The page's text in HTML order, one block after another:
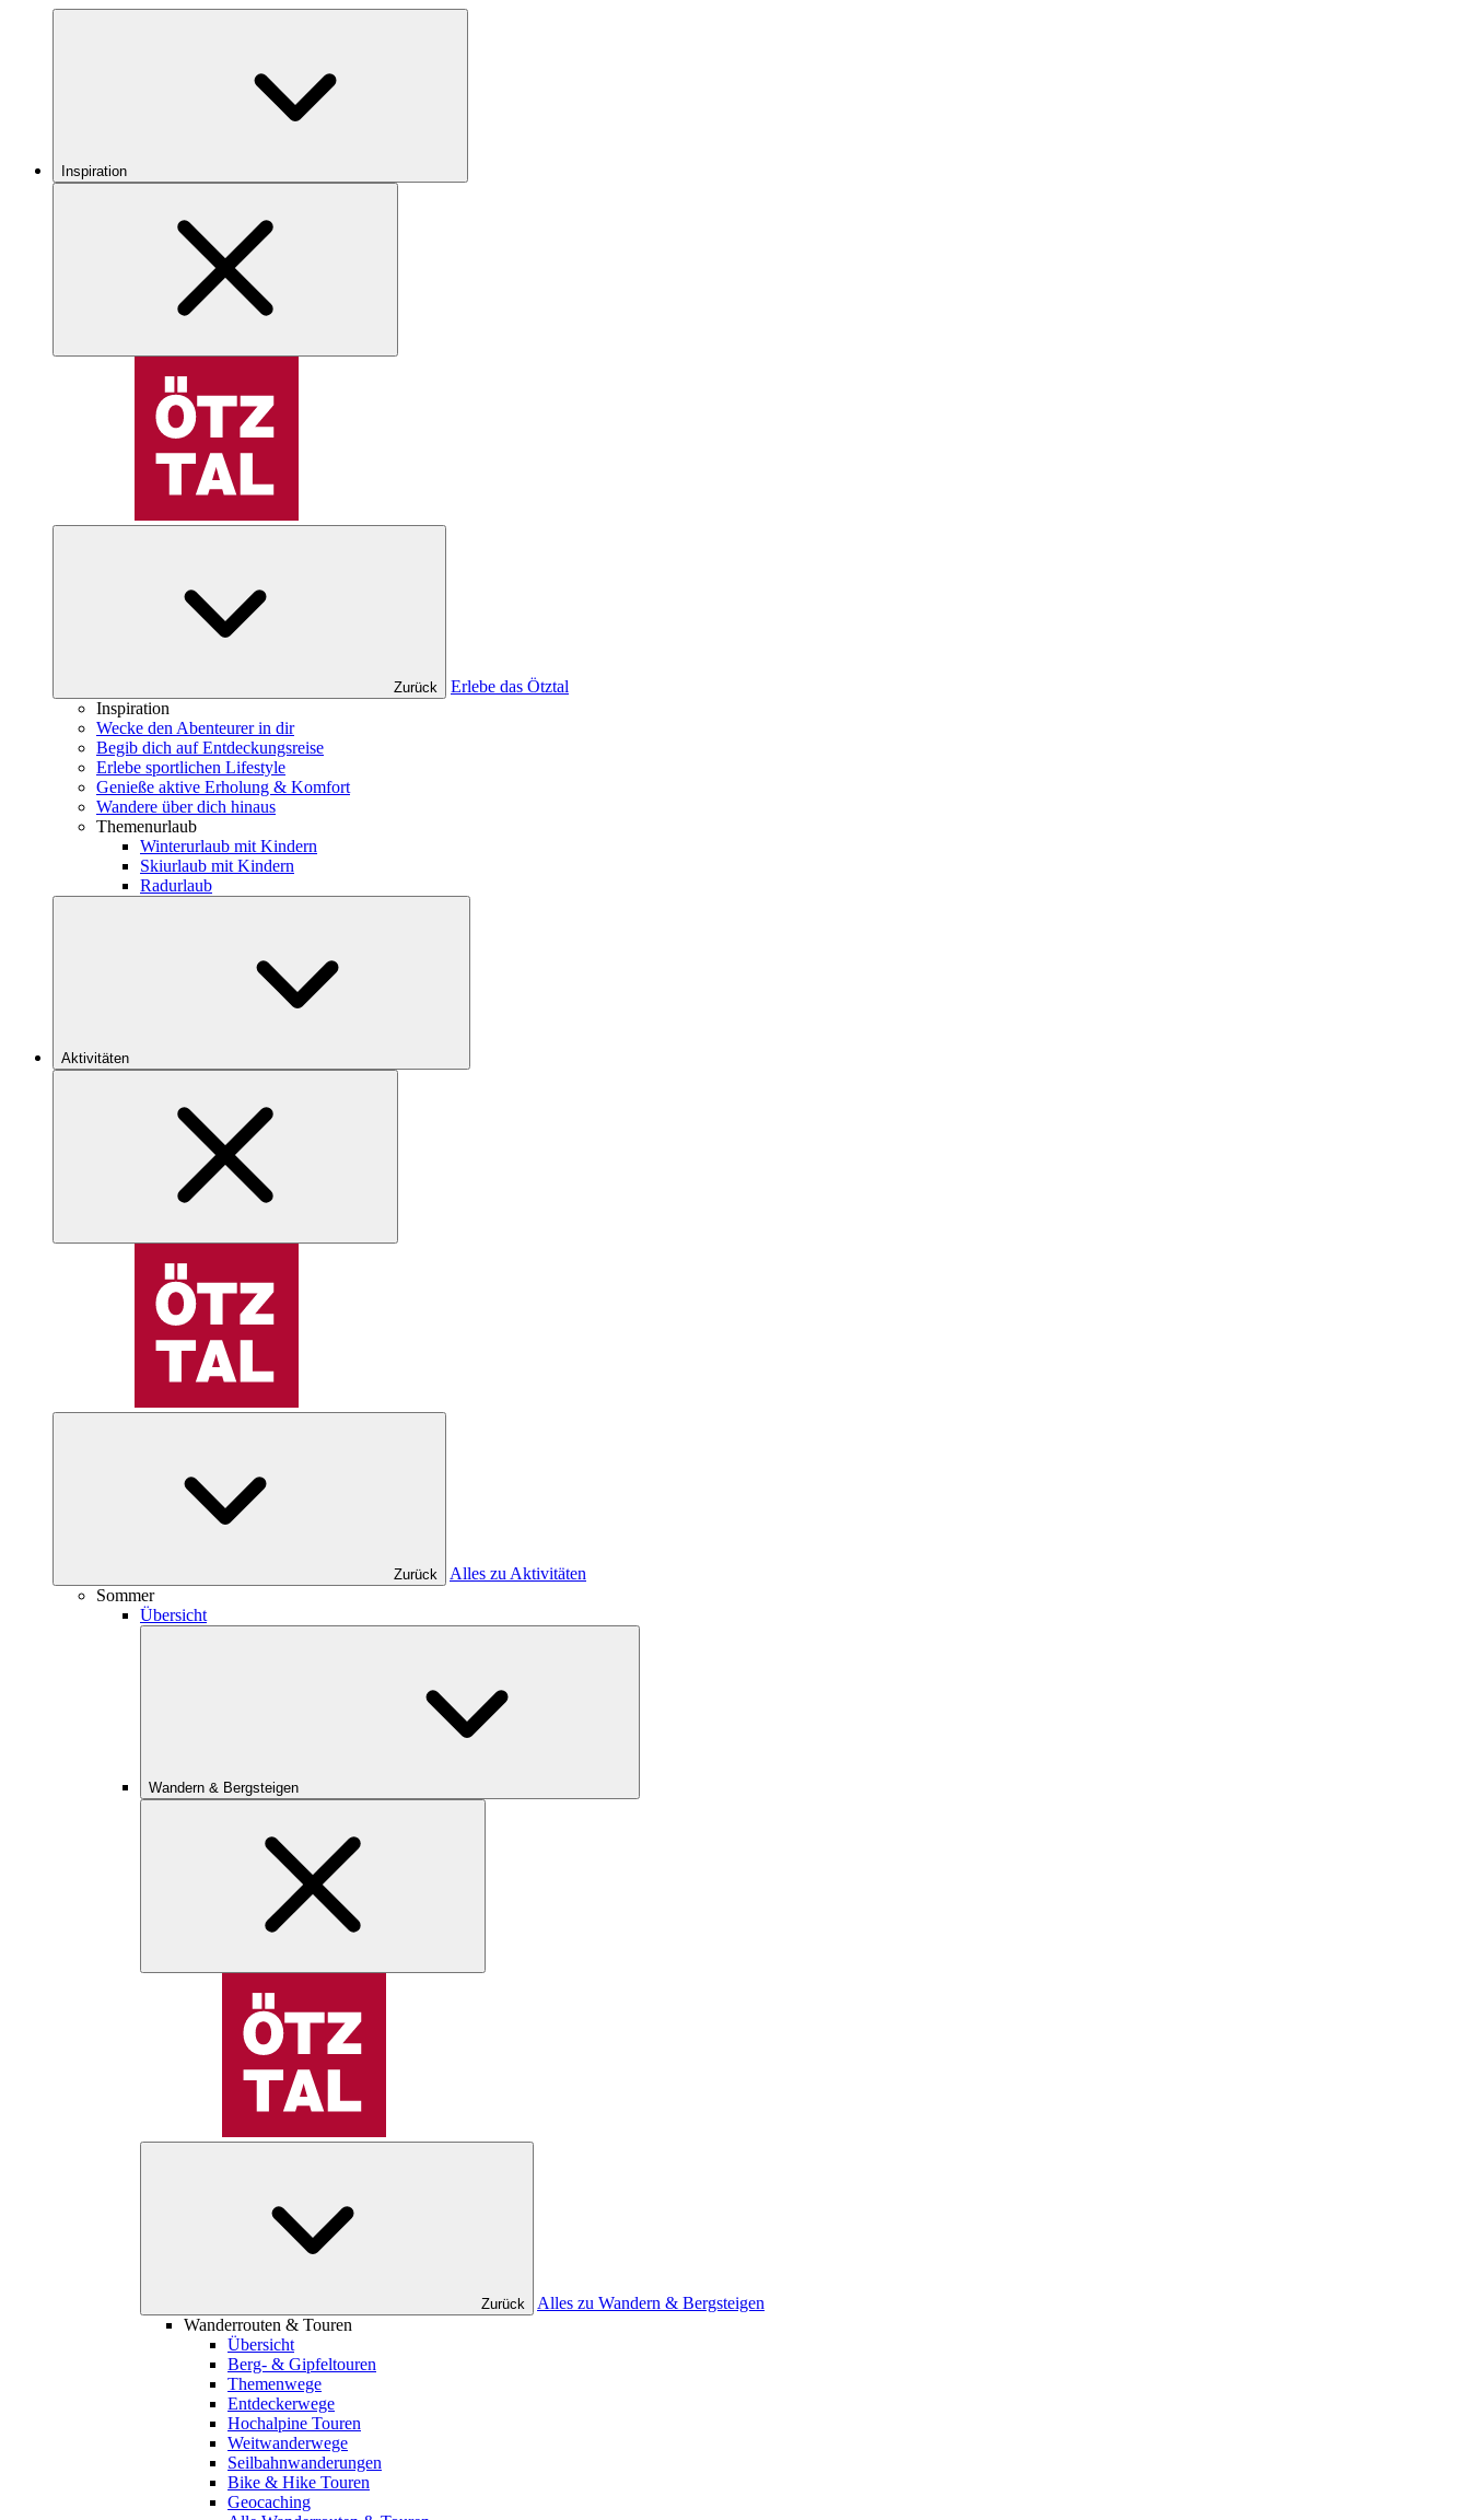
Inspiration
Zurück
Erlebe das Ötztal
Inspiration
Wecke den Abenteurer in dir
Begib dich auf Entdeckungsreise
Erlebe sportlichen Lifestyle
Genieße aktive Erholung & Komfort
Wandere über dich hinaus
Themenurlaub
Winterurlaub mit Kindern
Skiurlaub mit Kindern
Radurlaub
Aktivitäten
Zurück
Alles zu Aktivitäten
Sommer
Übersicht
Wandern & Bergsteigen
Zurück
Alles zu Wandern & Bergsteigen
Wanderrouten & Touren
Übersicht
Berg- & Gipfeltouren
Themenwege
Entdeckerwege
Hochalpine Touren
Weitwanderwege
Seilbahnwanderungen
Bike & Hike Touren
Geocaching